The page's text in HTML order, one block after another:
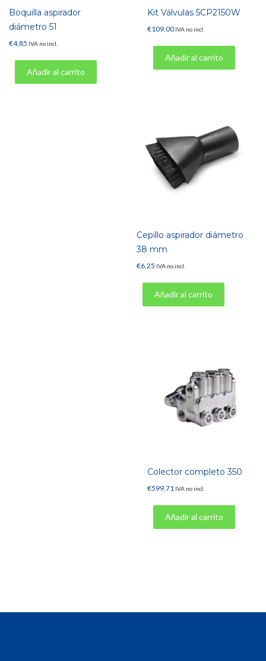
Boquilla aspirador
diámetro 51
€4,85 IVA no incl.
Añadir al carrito
Kit Válvulas 5CP2150W
€109,00 IVA no incl.
Añadir al carrito
Cepillo aspirador diámetro
38 mm
€6,25 IVA no incl.
Añadir al carrito
Colector completo 350
€599,71 IVA no incl.
Añadir al carrito